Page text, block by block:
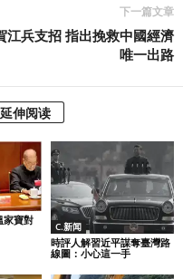
下一篇文章
江兵支招 指出挽救中國經濟
唯一出路
延伸阅读
家寶對
C.新闻
時評人解習近平謀奪臺灣路
線圖：小心這一手